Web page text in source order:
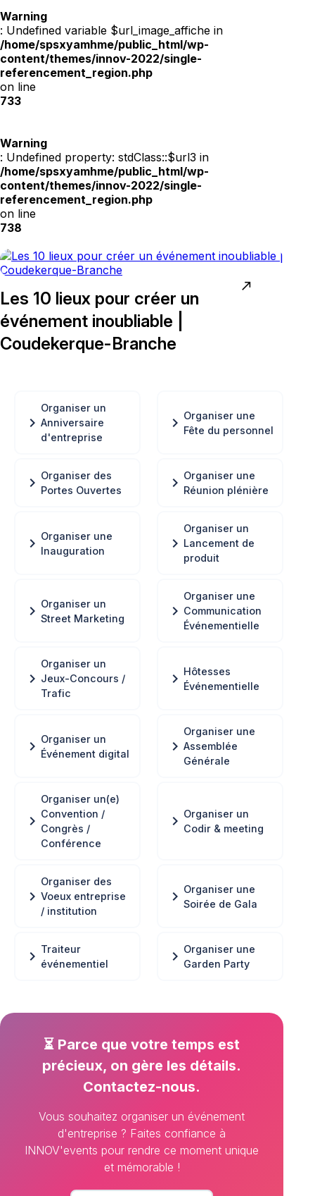
Warning
: Undefined variable $url_image_affiche in
/home/spsxyamhme/public_html/wp-
content/themes/innov-2022/single-
referencement_region.php
on line
733
Warning
: Undefined property: stdClass::$url3 in
/home/spsxyamhme/public_html/wp-
content/themes/innov-2022/single-
referencement_region.php
on line
738
Les 10 lieux pour créer un
événement inoubliable |
Coudekerque-Branche
north_east
chevron_right
Organiser un
Anniversaire
d'entreprise
chevron_right Organiser une
Fête du personnel
chevron_right Organiser des
Portes Ouvertes
chevron_right Organiser une
Réunion plénière
chevron_right Organiser une
Inauguration
chevron_right
Organiser un
Lancement de
produit
chevron_right Organiser un
Street Marketing
chevron_right
Organiser une
Communication
Événementielle
chevron_right
Organiser un
Jeux-Concours /
Trafic
chevron_right Hôtesses
Événementielle
chevron_right Organiser un
Événement digital
chevron_right
Organiser une
Assemblée
Générale
chevron_right
Organiser un(e)
Convention /
Congrès /
Conférence
chevron_right Organiser un
Codir & meeting
chevron_right
Organiser des
Voeux entreprise
/ institution
chevron_right Organiser une
Soirée de Gala
chevron_right Traiteur
événementiel
chevron_right Organiser une
Garden Party
⏳ Parce que votre temps est
précieux, on gère les détails.
Contactez-nous.
Vous souhaitez organiser un événement
d'entreprise ? Faites confiance à
INNOV'events pour rendre ce moment unique
et mémorable !